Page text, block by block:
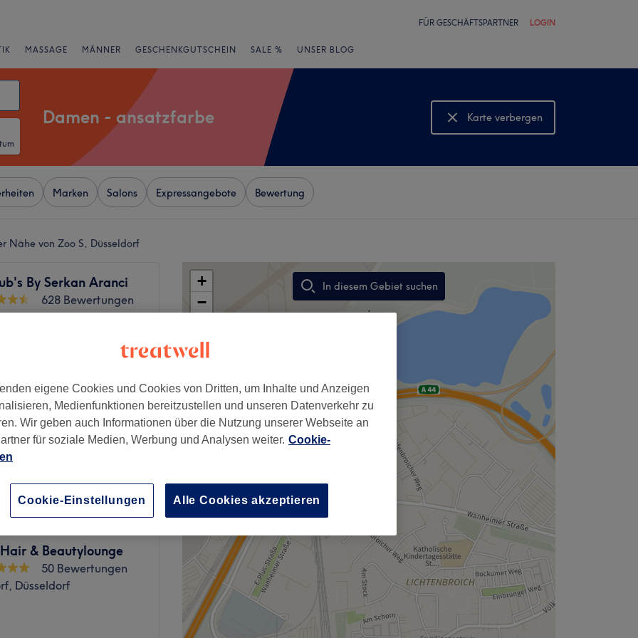
FÜR GESCHÄFTSPARTNER LOGIN
MASSAGE MÄNNER GESCHENKGUTSCHEIN SALE % UNSER BLOG
Damen - ansatzfarbe
Karte verbergen
Karte anzeigen
Marken Salons Expressangebote Bewertung
Nähe von Zoo S, Düsseldorf
By Serkan Aranci
628 Bewertungen
Düsseldorf
ab 45 €
Föhnen
& Beautylounge
50 Bewertungen
Düsseldorf
+
−
In diesem Gebiet suchen
,
eigene Cookies und Cookies von Dritten, um Inhalte und Anzeigen
Medienfunktionen bereitzustellen und unseren Datenverkehr zu
Wir geben auch Informationen über die Nutzung unserer Webseite an
für soziale Medien, Werbung und Analysen weiter. Cookie-
Cookie-Einstellungen Alle Cookies akzeptieren